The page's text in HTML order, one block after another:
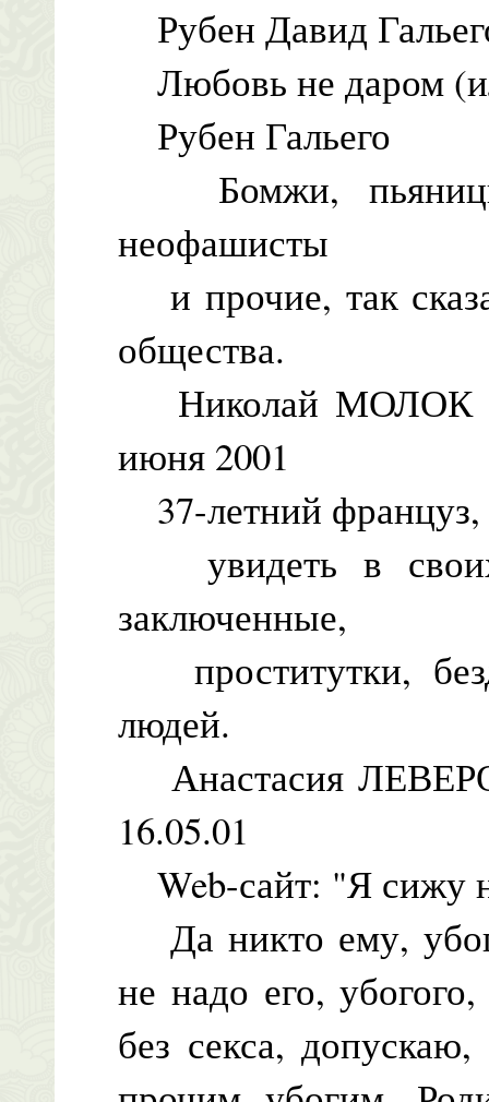
Рубен Давид
Любовь не даром
Рубен Гальего
Бомжи, пьяницы,
неофашисты
и прочие, так
общества.
Николай МОЛОК
июня 2001
37-летний француз,
увидеть в
заключенные,
проститутки,
людей.
Анастасия
16.05.01
Web-сайт: "Я сижу
Да никто ему,
не надо его,
без секса,